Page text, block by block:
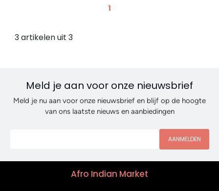
1
3 artikelen uit 3
Meld je aan voor onze nieuwsbrief
Meld je nu aan voor onze nieuwsbrief en blijf op de hoogte
van ons laatste nieuws en aanbiedingen
AANMELDEN
Afro Indian Market